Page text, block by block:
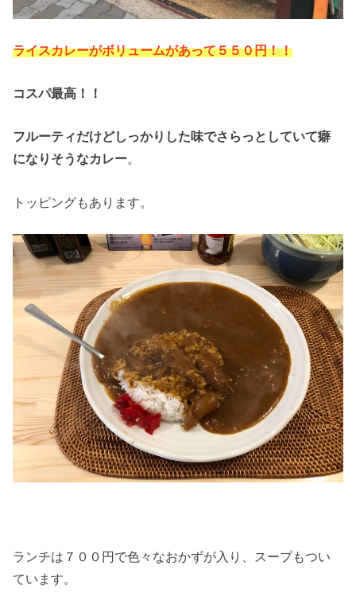
ライスカレーがボリュームがあって５５０円！！
コスパ最高！！
フルーティだけどしっかりした味でさらっとしていて癖
になりそうなカレー。
トッピングもあります。
ランチは７００円で色々なおかずが入り、スープもつい
ています。